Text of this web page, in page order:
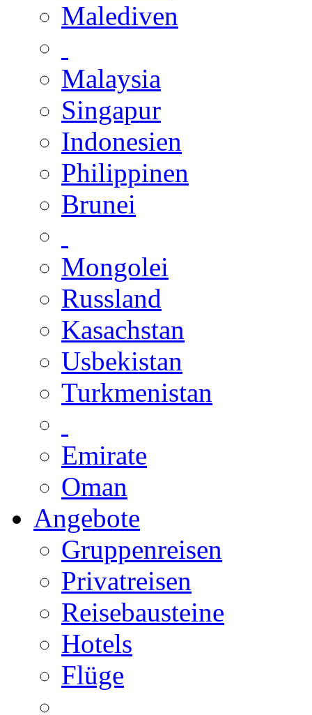
Malediven
Malaysia
Singapur
Indonesien
Philippinen
Brunei
Mongolei
Russland
Kasachstan
Usbekistan
Turkmenistan
Emirate
Oman
Angebote
Gruppenreisen
Privatreisen
Reisebausteine
Hotels
Flüge